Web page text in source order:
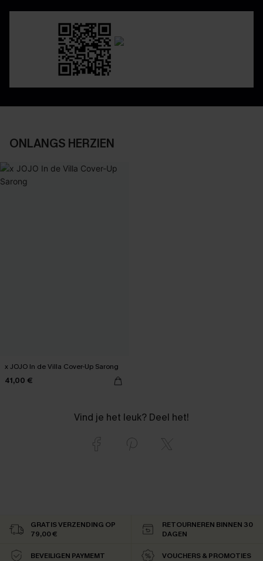
ONLANGS HERZIEN
x JOJO In de Villa Cover-Up Sarong
41,00 €
Vind je het leuk? Deel het!
GRATIS VERZENDING OP
79,00 €
RETOURNEREN BINNEN 30
DAGEN
BEVEILIGEN PAYMEMT VOUCHERS & PROMOTIES